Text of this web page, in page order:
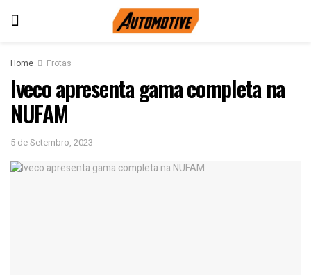
Home Frotas
Iveco apresenta gama completa na
NUFAM
5 de Setembro, 2023